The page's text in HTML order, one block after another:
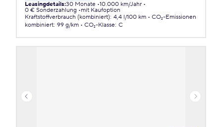
Leasingdetails:30 Monate 10.000 km/Jahr
0 € Sonderzahlung
mit Kaufoption
Kraftstoffverbrauch (kombiniert): 4,4 l/100 km
CO₂-Emissionen
kombiniert: 99 g/km CO₂-Klasse: C